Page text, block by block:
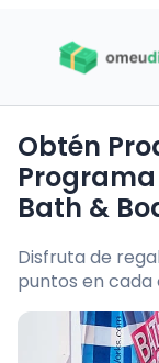
Obtén
Bath &
Disfruta de
puntos en cada